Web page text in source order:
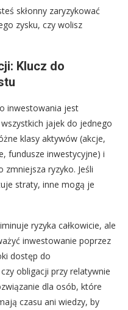
skłonny zaryzykować
zysku, czy wolisz
Klucz do
inwestowania jest
jajek do jednego
klasy aktywów (akcje,
fundusze inwestycyjne) i
ryzyko. Jeśli
straty, inne mogą je
ryzyka całkowicie, ale
inwestowanie poprzez
dostęp do
obligacji przy relatywnie
dla osób, które
czasu ani wiedzy, by